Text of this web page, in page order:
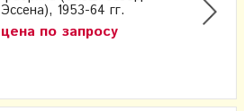
Эссена), 1953-64 гг.
цена по запросу